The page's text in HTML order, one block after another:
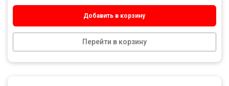
Добавить в корзину
Перейти в корзину